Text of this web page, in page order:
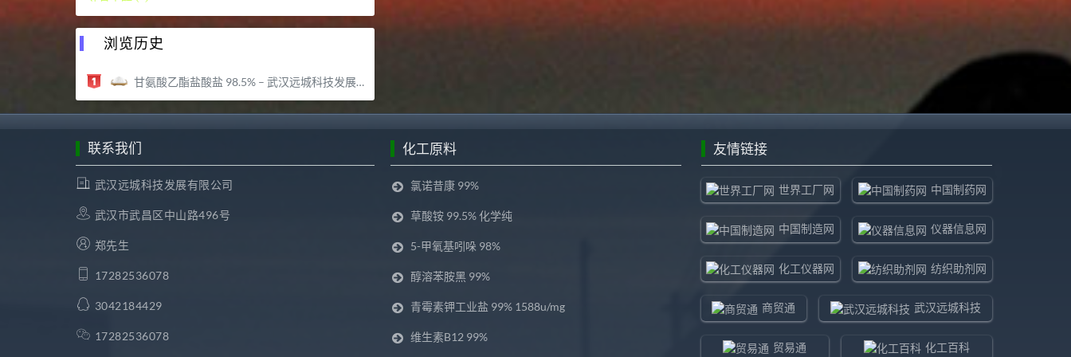
浏览历史
甘氨酸乙酯盐酸盐 98.5% – 武汉远城科技发展有限公司
联系我们
武汉远城科技发展有限公司
武汉市武昌区中山路496号
郑先生
17282536078
3042184429
17282536078
化工原料
氯诺昔康 99%
草酸铵 99.5% 化学纯
5-甲氧基吲哚 98%
醇溶苯胺黑 99%
青霉素钾工业盐 99% 1588u/mg
维生素B12 99%
友情链接
世界工厂网 中国制药网
中国制造网 仪器信息网
化工仪器网 纺织助剂网
商贸通 武汉远城科技
贸易通 化工百科